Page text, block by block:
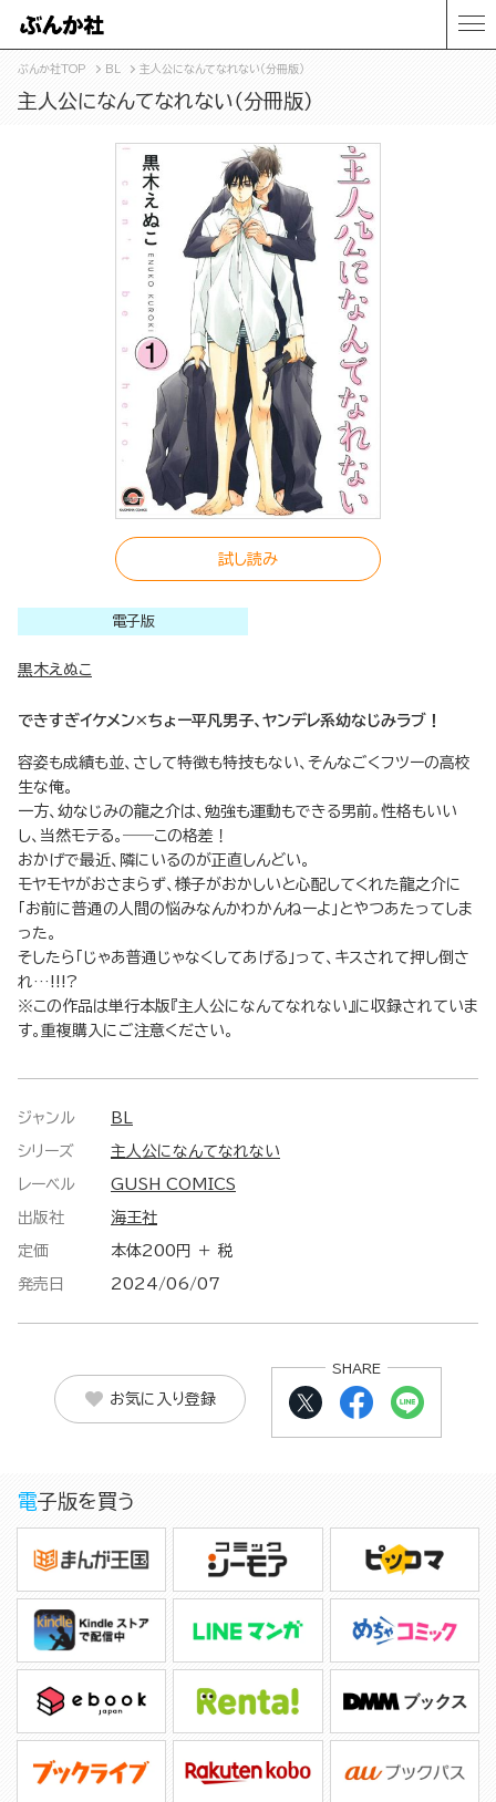
ぶんか社TOP BL 主人公になんてなれない（分冊版）
主人公になんてなれない（分冊版）
試し読み
電子版
黒木えぬこ
できすぎイケメン×ちょー平凡男子、ヤンデレ系幼なじみラブ！
容姿も成績も並、さして特徴も特技もない、そんなごくフツーの高校
生な俺。
一方、幼なじみの龍之介は、勉強も運動もできる男前。性格もいい
し、当然モテる。――この格差！
おかげで最近、隣にいるのが正直しんどい。
モヤモヤがおさまらず、様子がおかしいと心配してくれた龍之介に
「お前に普通の人間の悩みなんかわかんねーよ」とやつあたってしま
った。
そしたら「じゃあ普通じゃなくしてあげる」って、キスされて押し倒さ
れ…!!!?
※この作品は単行本版『主人公になんてなれない』に収録されていま
す。重複購入にご注意ください。
ジャンル BL
シリーズ 主人公になんてなれない
レーベル GUSH COMICS
出版社 海王社
定価 本体200円 ＋ 税
発売日 2024/06/07
お気に入り登録
SHARE
電子版を買う